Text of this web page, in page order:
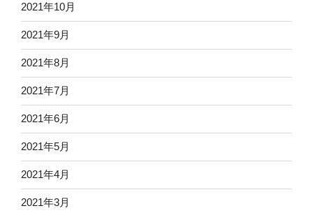
2021年10月
2021年9月
2021年8月
2021年7月
2021年6月
2021年5月
2021年4月
2021年3月